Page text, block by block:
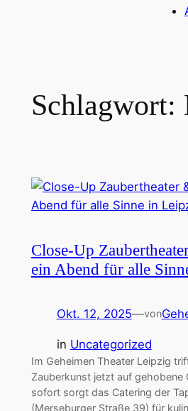
Schlagwort:
Close-Up
ein Abend für alle
Okt. 12, 2025—von
in Uncategorized
Im Geheimen Theater Leipzig
Zauberkunst jetzt auf gehobene
sofort sorgt das Catering der
(Merseburger Straße 39) für